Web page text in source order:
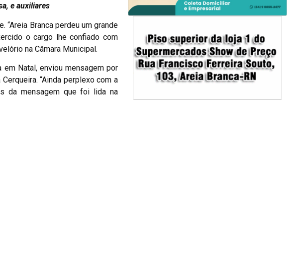
e auxiliares
Branca perdeu um grande
o cargo lhe confiado com
na Câmara Municipal.
Natal, enviou mensagem por
“Ainda perplexo com a
da mensagem que foi lida na